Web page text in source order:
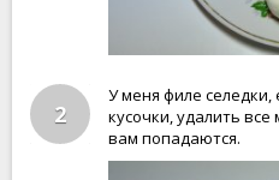
2
У меня филе
кусочки, удалить
вам попадаются.